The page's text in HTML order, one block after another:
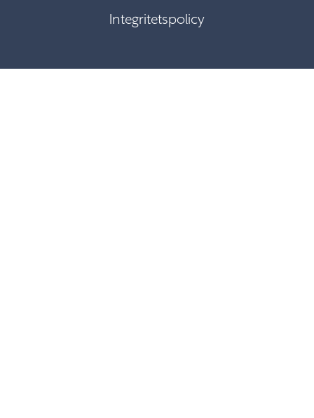
Integritetspolicy